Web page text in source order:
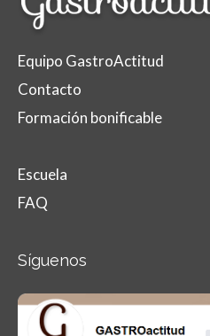
Equipo GastroActitud
Contacto
Formación bonificable
Escuela
FAQ
Síguenos